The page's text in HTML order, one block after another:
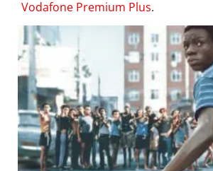
Vodafone Premium Plus.